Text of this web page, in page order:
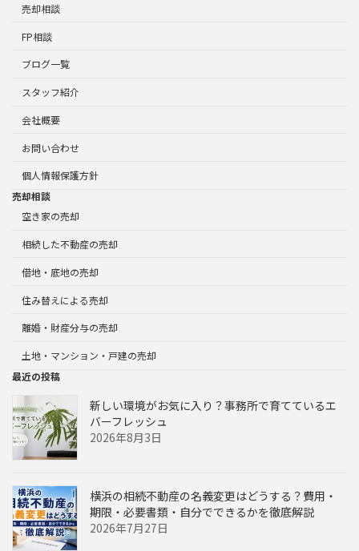
売却相談
FP相談
ブログ一覧
スタッフ紹介
会社概要
お問い合わせ
個人情報保護方針
売却相談
空き家の売却
相続した不動産の売却
借地・底地の売却
住み替えによる売却
離婚・財産分与の売却
土地・マンション・戸建の売却
最近の投稿
新しい環境がお気に入り？事務所で育てているエ
バーフレッシュ
2026年8月3日
横浜の相続不動産の名義変更はどうする？費用・
期限・必要書類・自分でできるかを徹底解説
2026年7月27日